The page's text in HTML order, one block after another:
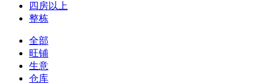
四房以上
整栋
全部
旺铺
生意
仓库